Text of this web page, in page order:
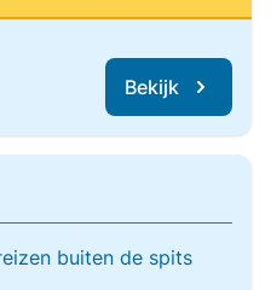
Bekijk
buiten de spits